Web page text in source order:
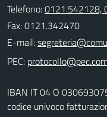
Telefono:0121.542128,
Fax: 0121.342470
E-mail:
PEC:
IBAN IT 04 O
codice univoco